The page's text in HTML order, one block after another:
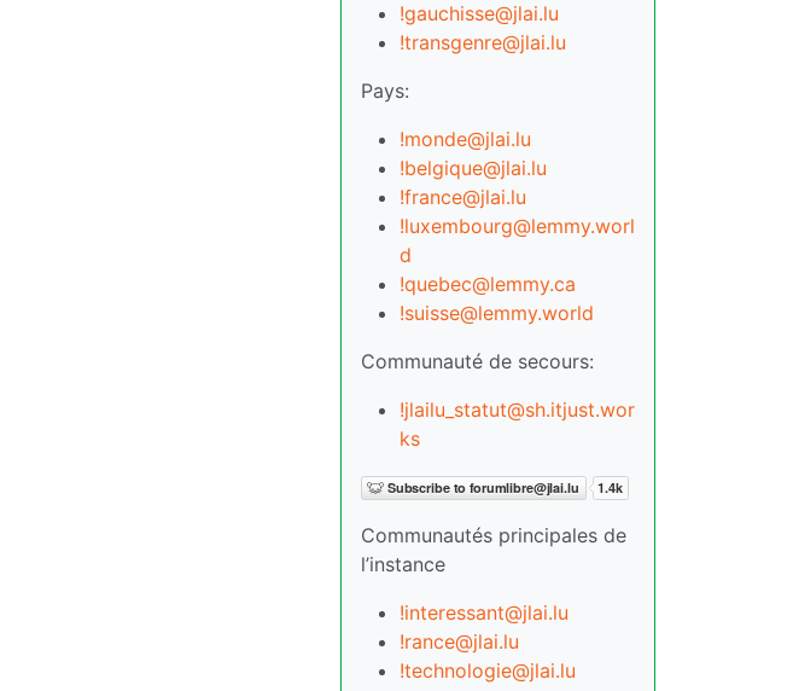
!gauchisse@jlai.lu
!transgenre@jlai.lu
Pays:
!monde@jlai.lu
!belgique@jlai.lu
!france@jlai.lu
!luxembourg@lemmy.worl
d
!quebec@lemmy.ca
!suisse@lemmy.world
Communauté de secours:
!jlailu_statut@sh.itjust.wor
ks
Communautés principales de
l’instance
!interessant@jlai.lu
!rance@jlai.lu
!technologie@jlai.lu